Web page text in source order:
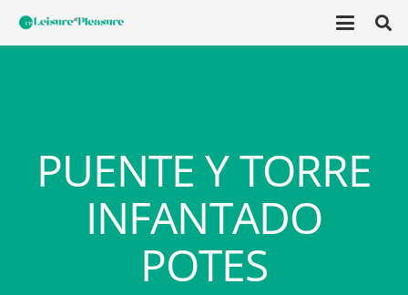
PUENTE Y TORRE
INFANTADO
POTES